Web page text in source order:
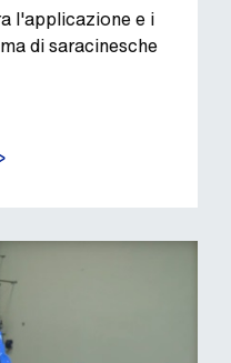
l'applicazione e i
di saracinesche